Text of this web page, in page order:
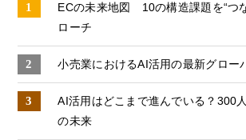
ECの未来地図 10の構造課題を“つ
ローチ
小売業におけるAI活用の最新グロー
AI活用はどこまで進んでいる？​300
の未来​